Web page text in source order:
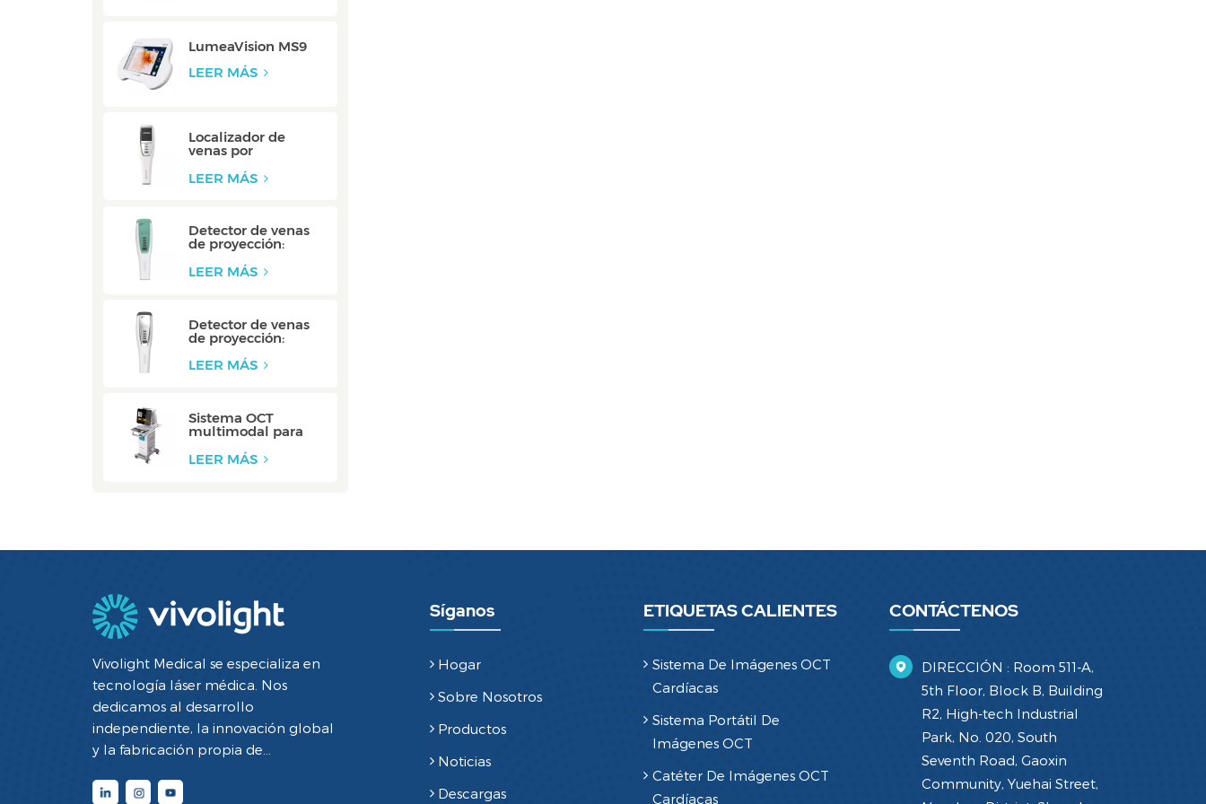
LumeaVision MS9
LEER MÁS
Localizador de
venas por
proyección: V900P
LEER MÁS
Detector de venas
de proyección:
LEER MÁS
Detector de venas
de proyección:
V800P
LEER MÁS
Sistema OCT
multimodal para
vasos carótidos:
ZERO
LEER MÁS
Vivolight Medical se especializa en
tecnología láser médica. Nos
dedicamos al desarrollo
independiente, la innovación global
y la fabricación propia de
invasivos de diagnóstico y terapia
Síganos
Hogar
Sobre Nosotros
Productos
Noticias
Descargas
ETIQUETAS CALIENTES
Sistema De Imágenes OCT
Cardíacas
Sistema Portátil De
Imágenes OCT
Catéter De Imágenes OCT
Cardíacas
CONTÁCTENOS
DIRECCIÓN : Room 511-A,
5th Floor, Block B, Building
R2, High-tech Industrial
Park, No. 020, South
Seventh Road, Gaoxin
Community, Yuehai Street,